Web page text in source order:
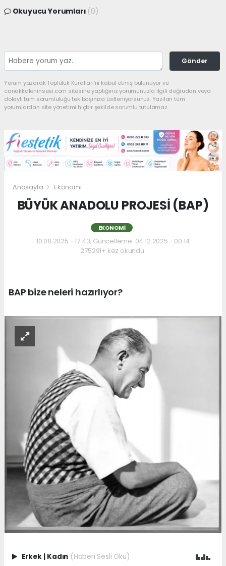
Okuyucu Yorumları (0)
Gönder
Yorum yazarak Topluluk Kuralları’nı kabul etmiş bulunuyor ve
canakkaleninsesi.com sitesine yaptığınız yorumunuzla ilgili doğrudan veya
dolaylı tüm sorumluluğu tek başınıza üstleniyorsunuz. Yazılan tüm
yorumlardan site yönetimi hiçbir şekilde sorumlu tutulamaz.
Anasayfa Ekonomi
BÜYÜK ANADOLU PROJESİ (BAP)
EKONOMI
10.08.2025 - 17:43, Güncelleme: 04.12.2025 - 00:14
275291+ kez okundu.
BAP bize neleri hazırlıyor?
Erkek | Kadın (Haberi Sesli Oku)